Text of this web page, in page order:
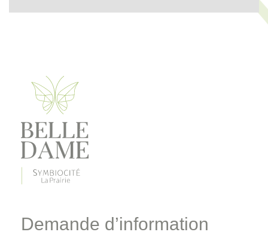
Demande d’information